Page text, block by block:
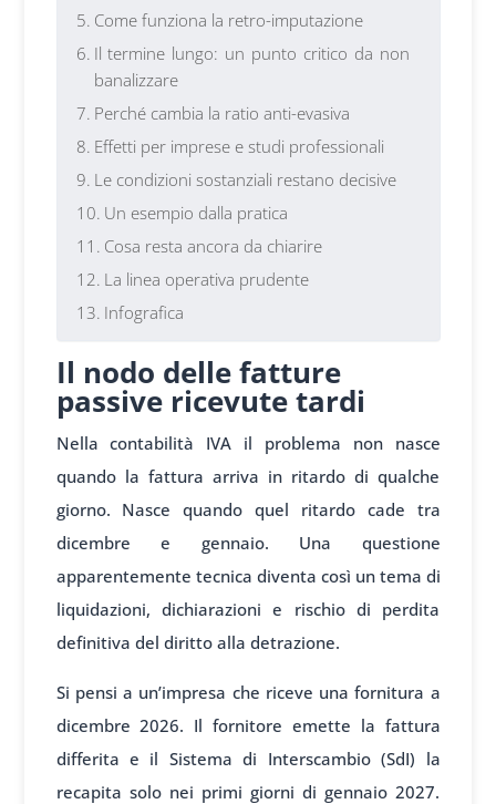
Come funziona la retro-imputazione
Il termine lungo: un punto critico da non
banalizzare
Perché cambia la ratio anti-evasiva
Effetti per imprese e studi professionali
Le condizioni sostanziali restano decisive
Un esempio dalla pratica
Cosa resta ancora da chiarire
La linea operativa prudente
Infografica
Il nodo delle fatture
passive ricevute tardi
Nella contabilità IVA il problema non nasce
quando la fattura arriva in ritardo di qualche
giorno. Nasce quando quel ritardo cade tra
dicembre e gennaio. Una questione
apparentemente tecnica diventa così un tema di
liquidazioni, dichiarazioni e rischio di perdita
definitiva del diritto alla detrazione.
Si pensi a un’impresa che riceve una fornitura a
dicembre 2026. Il fornitore emette la fattura
differita e il Sistema di Interscambio (SdI) la
recapita solo nei primi giorni di gennaio 2027.